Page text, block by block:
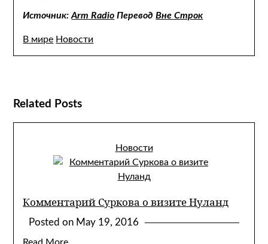
Источник:Arm Radio ПереводВне Строк
В мире Новости
Related Posts
Новости
Комментарий Суркова о визите Нуланд
Posted on May 19, 2016